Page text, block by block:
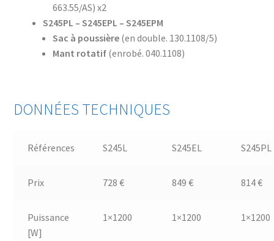
663.55/AS) x2
S245PL – S245EPL – S245EPM
Sac à poussière (en double. 130.1108/5)
Mant rotatif (enrobé. 040.1108)
DONNÉES TECHNIQUES
Références S245L S245EL S245PL
Prix 728 € 849 € 814 €
Puissance
[W]
1×1200 1×1200 1×1200